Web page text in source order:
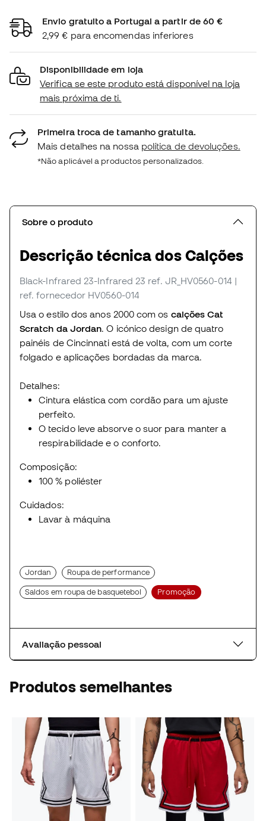
Envio gratuito a Portugal a partir de 60 €
2,99 € para encomendas inferiores
Disponibilidade em loja
Verifica se este produto está disponível na loja
mais próxima de ti.
Primeira troca de tamanho gratuita.
Mais detalhes na nossa política de devoluções.
*Não aplicável a productos personalizados.
Sobre o produto
Descrição técnica dos Calções
Black-Infrared 23-Infrared 23 ref. JR_HV0560-014 |
ref. fornecedor HV0560-014
Usa o estilo dos anos 2000 com os calções Cat
Scratch da Jordan . O icónico design de quatro
painéis de Cincinnati está de volta, com um corte
folgado e aplicações bordadas da marca.
Detalhes:
Cintura elástica com cordão para um ajuste
perfeito.
O tecido leve absorve o suor para manter a
respirabilidade e o conforto.
Composição:
100 % poliéster
Cuidados:
Lavar à máquina
Jordan Roupa de performance
Saldos em roupa de basquetebol Promoção
Avaliação pessoal
Produtos semelhantes